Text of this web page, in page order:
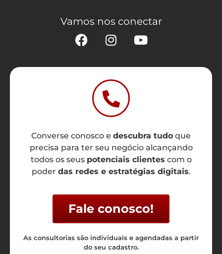
Vamos nos conectar
Converse conosco e descubra tudo que
precisa para ter seu negócio alcançando
todos os seus potenciais clientes com o
poder das redes e estratégias digitais.
Fale conosco!
As consultorias são individuais e agendadas a partir
do seu cadastro.